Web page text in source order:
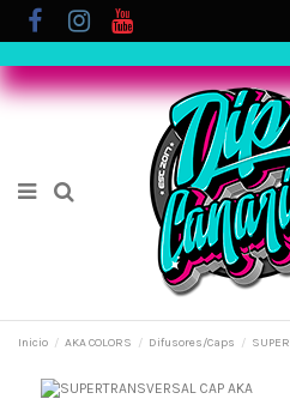
Inicio AKA COLORS Difusores/Caps